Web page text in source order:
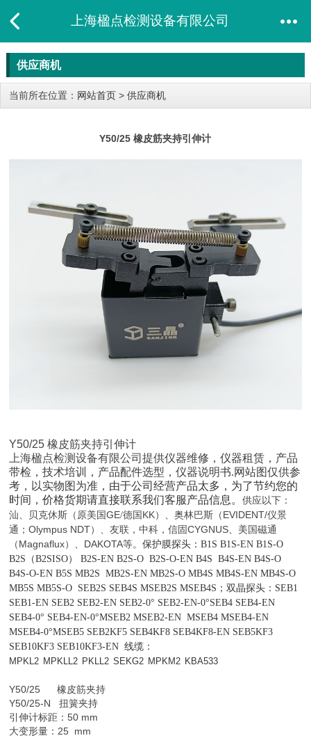
上海楹点检测设备有限公司
供应商机
当前所在位置： 网站首页 > 供应商机
Y50/25 橡皮筋夹持引伸计
Y50/25 橡皮筋夹持引伸计
上海楹点检测设备有限公司提供仪器维修，仪器租赁， 产品
带检 ，技术培训，产品配件选型 ，仪器说明书.网站图仅供参
考，以实物图为准， 由于公司经营产品太多，为了节约您的
时间，价格货期请直接联系我们客服产品信息。供应以下：
汕、
贝克休斯（原美国GE/德国KK） 、奥林巴斯（EVIDENT/仪景
通 ；Olympus NDT）、友联，中科，信固CYGNUS、 美国磁通
（Magnaflux）、 DAKOTA等。保护膜探头：B1S B1S-EN B1S-O
B2S （B2SISO）
B2S-EN B2S-O B2S-O-EN B4S B4S-EN B4S-O
B4S-O-EN B5S MB2S MB2S-EN MB2S-O MB4S MB4S-EN MB4S-O
MB5S MB5S-O SEB2S SEB4S MSEB2S MSEB4S；双晶探头： SEB1
SEB1-EN SEB2 SEB2-EN SEB2-0° SEB2-EN-0°SEB4 SEB4-EN
SEB4-0° SEB4-EN-0°MSEB2 MSEB2-EN MSEB4 MSEB4-EN
MSEB4-0°MSEB5 SEB2KF5 SEB4KF8 SEB4KF8-EN SEB5KF3
SEB10KF3 SEB10KF3-EN 线缆：
MPKL2 MPKLL2 PKLL2 SEKG2 MPKM2 KBA533
Y50/25 橡皮筋夹持
Y50/25-N 扭簧夹持
引伸计标距：50 mm
大变形量：25 mm